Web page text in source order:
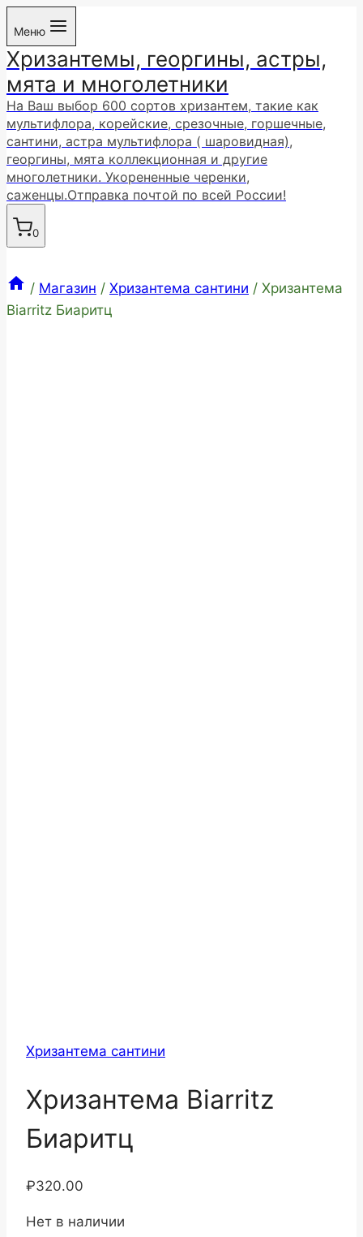
Перейти
содержимому
Меню
Хризантемы, георгины, астры,
мята и многолетники
На Ваш выбор 600 сортов хризантем, такие как
мультифлора, корейские, срезочные, горшечные,
сантини, астра мультифлора ( шаровидная),
георгины, мята коллекционная и другие
многолетники. Укорененные черенки,
саженцы.Отправка почтой по всей России!
0
/ Магазин / Хризантема сантини / Хризантема
Biarritz Биаритц
Хризантема сантини
Хризантема Biarritz
Биаритц
₽320.00
Нет в наличии